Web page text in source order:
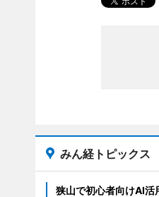
みん経トピックス
狭山で初心者向けAI